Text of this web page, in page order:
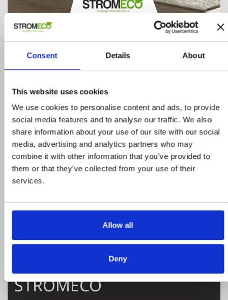
Consent Details About
This website uses cookies
We use cookies to personalise content and ads, to provide
social media features and to analyse our traffic. We also
share information about your use of our site with our social
media, advertising and analytics partners who may
combine it with other information that you’ve provided to
them or that they’ve collected from your use of their
services.
Allow all
Deny
Sissy
ΚΩΔΙΚΟΣ: BED.ECO.024
ΑΓΟΡΑ 954,00 €
Προϊόντα σε προσφορά
Δείτε ολα τα προϊόντα μας που εχουν
προσφορά και επωφεληθείτε για τις αγορές
STROMECO